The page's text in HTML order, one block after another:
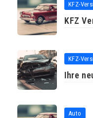
KFZ-
KFZ
KFZ-
Ihre
Auto